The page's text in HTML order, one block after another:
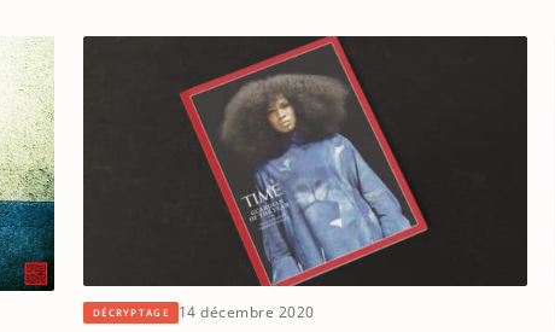
DÉCRYPTAGE 14 décembre 2020